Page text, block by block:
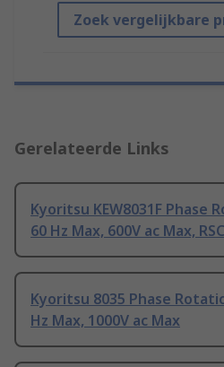
Zoek vergelijkbare
Gerelateerde Links
Kyoritsu KEW8031F Phase
60 Hz Max, 600V ac Max,
Kyoritsu 8035 Phase
Hz Max, 1000V ac Max